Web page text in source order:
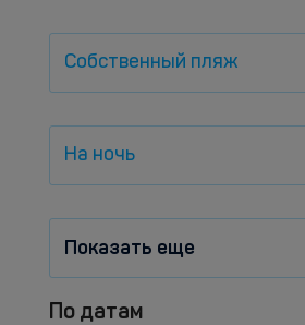
Собственный пляж
На ночь
Показать еще
По датам